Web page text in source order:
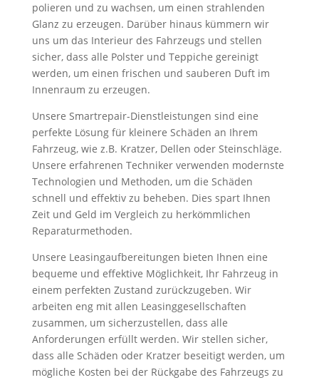
polieren und zu wachsen, um einen strahlenden
Glanz zu erzeugen. Darüber hinaus kümmern wir
uns um das Interieur des Fahrzeugs und stellen
sicher, dass alle Polster und Teppiche gereinigt
werden, um einen frischen und sauberen Duft im
Innenraum zu erzeugen.
Unsere Smartrepair-Dienstleistungen sind eine
perfekte Lösung für kleinere Schäden an Ihrem
Fahrzeug, wie z.B. Kratzer, Dellen oder Steinschläge.
Unsere erfahrenen Techniker verwenden modernste
Technologien und Methoden, um die Schäden
schnell und effektiv zu beheben. Dies spart Ihnen
Zeit und Geld im Vergleich zu herkömmlichen
Reparaturmethoden.
Unsere Leasingaufbereitungen bieten Ihnen eine
bequeme und effektive Möglichkeit, Ihr Fahrzeug in
einem perfekten Zustand zurückzugeben. Wir
arbeiten eng mit allen Leasinggesellschaften
zusammen, um sicherzustellen, dass alle
Anforderungen erfüllt werden. Wir stellen sicher,
dass alle Schäden oder Kratzer beseitigt werden, um
mögliche Kosten bei der Rückgabe des Fahrzeugs zu